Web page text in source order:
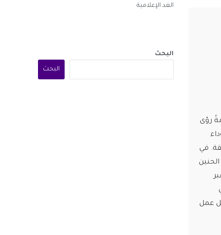
أبرز الأفلام المصرية لعام 2025، مقدمةً رؤى
في
كأفضل عمل
الغد الإعلامية
البحث
البحث